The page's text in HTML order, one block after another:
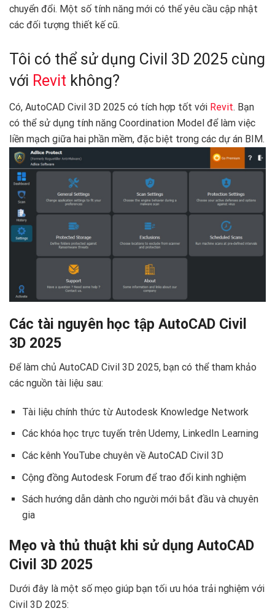
chuyển đổi. Một số tính năng mới có thể yêu cầu cập nhật
các đối tượng thiết kế cũ.
Tôi có thể sử dụng Civil 3D 2025 cùng
với Revit không?
Có, AutoCAD Civil 3D 2025 có tích hợp tốt với Revit. Bạn
có thể sử dụng tính năng Coordination Model để làm việc
liền mạch giữa hai phần mềm, đặc biệt trong các dự án BIM.
Các tài nguyên học tập AutoCAD Civil
3D 2025
Để làm chủ AutoCAD Civil 3D 2025, bạn có thể tham khảo
các nguồn tài liệu sau:
Tài liệu chính thức từ Autodesk Knowledge Network
Các khóa học trực tuyến trên Udemy, LinkedIn Learning
Các kênh YouTube chuyên về AutoCAD Civil 3D
Cộng đồng Autodesk Forum để trao đổi kinh nghiệm
Sách hướng dẫn dành cho người mới bắt đầu và chuyên
gia
Mẹo và thủ thuật khi sử dụng AutoCAD
Civil 3D 2025
Dưới đây là một số mẹo giúp bạn tối ưu hóa trải nghiệm với
Civil 3D 2025: